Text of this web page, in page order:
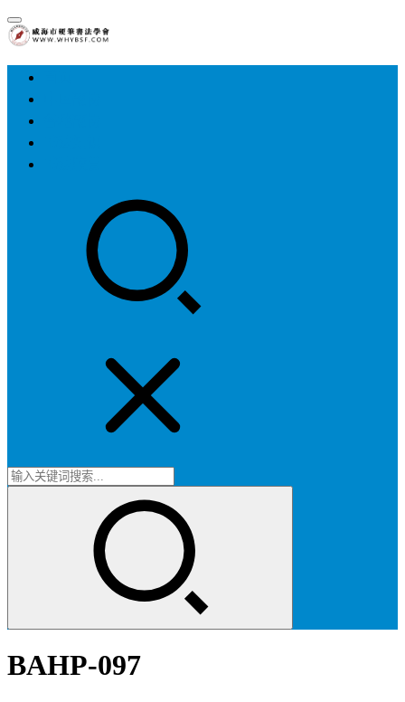
BAHP-097